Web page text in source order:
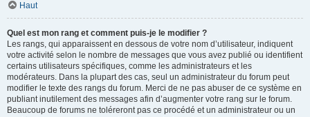
Haut
Quel est mon rang et comment puis-je le modifier ?
Les rangs, qui apparaissent en dessous de votre nom d’utilisateur, indiquent
votre activité selon le nombre de messages que vous avez publié ou identifient
certains utilisateurs spécifiques, comme les administrateurs et les
modérateurs. Dans la plupart des cas, seul un administrateur du forum peut
modifier le texte des rangs du forum. Merci de ne pas abuser de ce système en
publiant inutilement des messages afin d’augmenter votre rang sur le forum.
Beaucoup de forums ne toléreront pas ce procédé et un administrateur ou un